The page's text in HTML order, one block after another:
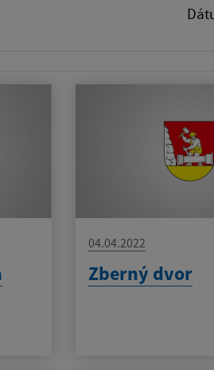
04.04.2022
Zberný dvor